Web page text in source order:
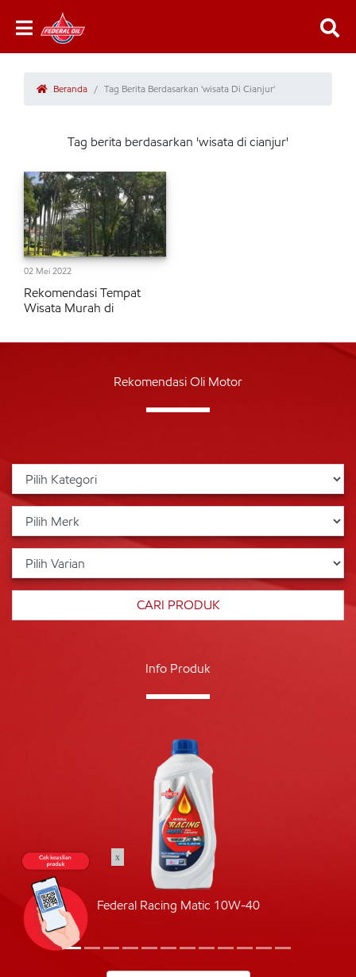
Beranda Tag Berita Berdasarkan 'wisata Di Cianjur'
Tag berita berdasarkan 'wisata di cianjur'
02 Mei 2022
Rekomendasi Tempat
Wisata Murah di
Rekomendasi Oli Motor
Info Produk
Federal Racing Matic 10W-40
x